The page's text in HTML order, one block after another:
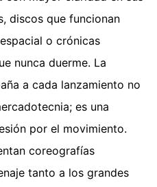
discos que funcionan
o crónicas
nunca duerme. La
a cada lanzamiento no
es una
por el movimiento.
coreografías
tanto a los grandes